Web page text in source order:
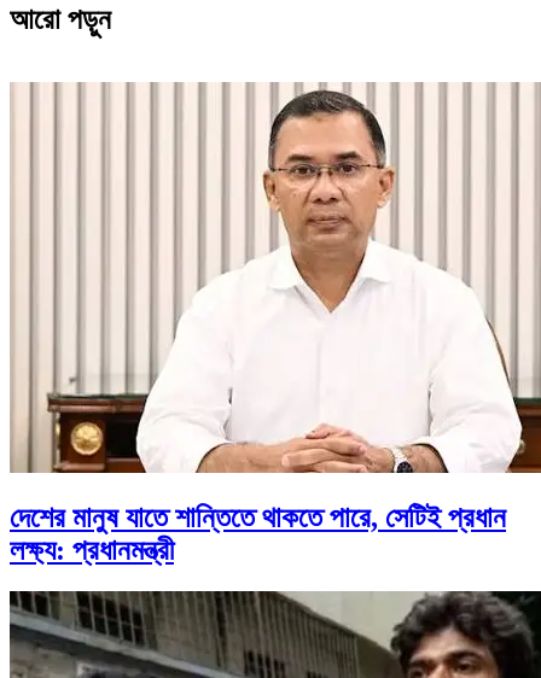
আরো পড়ুন
দেশের মানুষ যাতে শান্তিতে থাকতে পারে, সেটিই প্রধান
লক্ষ্য: প্রধানমন্ত্রী